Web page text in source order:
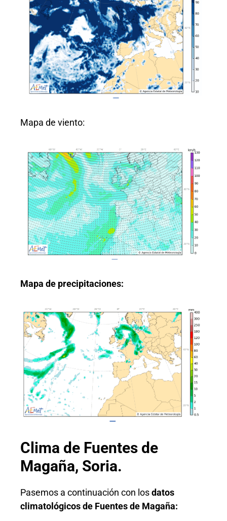
Mapa de viento:
Mapa de precipitaciones:
Clima de Fuentes de
Magaña, Soria.
Pasemos a continuación con losdatos
climatológicos de Fuentes de Magaña: